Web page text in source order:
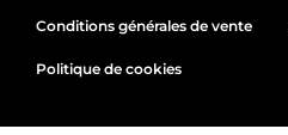
Conditions générales de vente
Politique de cookies